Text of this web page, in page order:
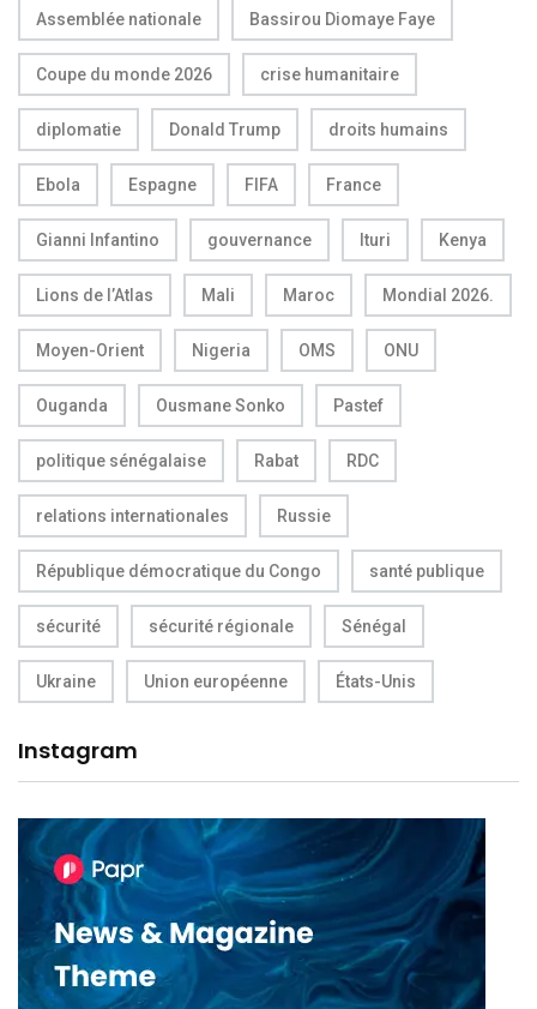
Assemblée nationale Bassirou Diomaye Faye
Coupe du monde 2026 crise humanitaire
diplomatie Donald Trump droits humains
Ebola Espagne FIFA France
Gianni Infantino gouvernance Ituri Kenya
Lions de l’Atlas Mali Maroc Mondial 2026.
Moyen-Orient Nigeria OMS ONU
Ouganda Ousmane Sonko Pastef
politique sénégalaise Rabat RDC
relations internationales Russie
République démocratique du Congo santé publique
sécurité sécurité régionale Sénégal
Ukraine Union européenne États-Unis
Instagram